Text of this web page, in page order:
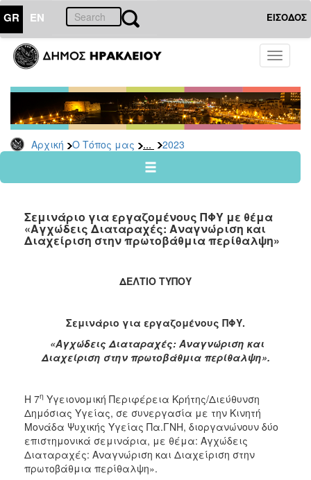
GR EN ΕΙΣΟΔΟΣ
Toggle
Αρχική Ο Τόπος μας ... 2023
ΤΟΠΟΣ
ΜΑΣ
Ανακοινώσεις
Αρχείο
2026
2024
2022
2021
2017
2016
2011
Σεμινάριο για εργαζομένους ΠΦΥ με θέμα
«Αγχώδεις Διαταραχές: Αναγνώριση και
Διαχείριση στην πρωτοβάθμια περίθαλψη»
ΔΕΛΤΙΟ ΤΥΠΟΥ
Σεμινάριο για εργαζομένους ΠΦΥ.
«Αγχώδεις Διαταραχές: Αναγνώριση και
Διαχείριση στην πρωτοβάθμια περίθαλψη».
Η 7η Υγειονομική Περιφέρεια Κρήτης/Διεύθυνση
Δημόσιας Υγείας, σε συνεργασία με την Κινητή
Μονάδα Ψυχικής Υγείας Πα.ΓΝΗ, διοργανώνουν δύο
επιστημονικά σεμινάρια, με θέμα: Αγχώδεις
Διαταραχές: Αναγνώριση και Διαχείριση στην
πρωτοβάθμια περίθαλψη».